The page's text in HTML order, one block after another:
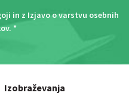
in z Izjavo o varstvu osebnih
. *
Izobraževanja